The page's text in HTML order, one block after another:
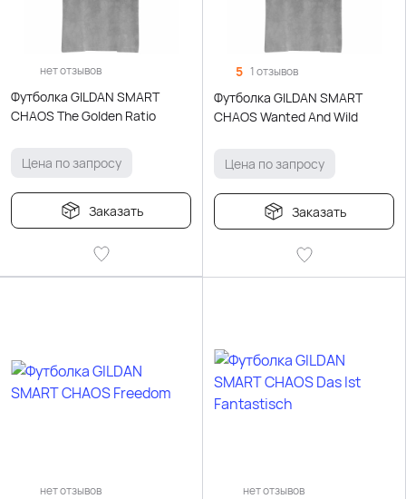
нет отзывов
Футболка GILDAN SMART
CHAOS The Golden Ratio
Цена по запросу
Заказать
5 1 отзывов
Футболка GILDAN SMART
CHAOS Wanted And Wild
Цена по запросу
Заказать
нет отзывов нет отзывов